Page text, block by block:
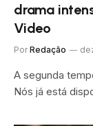
drama
Video
Por Redação
A segunda
Nós já está